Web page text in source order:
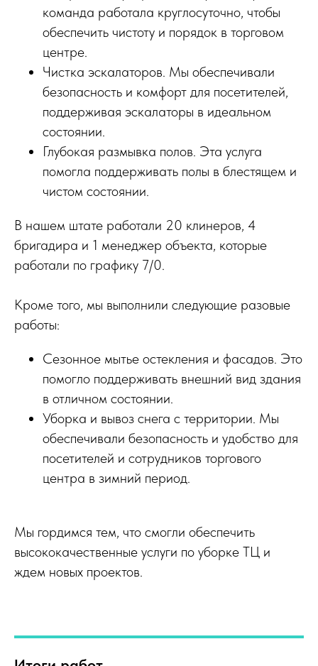
команда работала круглосуточно, чтобы
обеспечить чистоту и порядок в торговом
центре.
Чистка эскалаторов. Мы обеспечивали
безопасность и комфорт для посетителей,
поддерживая эскалаторы в идеальном
состоянии.
Глубокая размывка полов. Эта услуга
помогла поддерживать полы в блестящем и
чистом состоянии.
В нашем штате работали 20 клинеров, 4
бригадира и 1 менеджер объекта, которые
работали по графику 7/0.
Кроме того, мы выполнили следующие разовые
работы:
Сезонное мытье остекления и фасадов. Это
помогло поддерживать внешний вид здания
в отличном состоянии.
Уборка и вывоз снега с территории. Мы
обеспечивали безопасность и удобство для
посетителей и сотрудников торгового
центра в зимний период.
Мы гордимся тем, что смогли обеспечить
высококачественные услуги по уборке ТЦ и
ждем новых проектов.